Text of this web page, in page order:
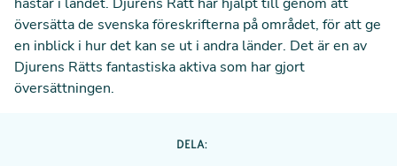
översätta de svenska föreskrifterna på området, för att ge
en inblick i hur det kan se ut i andra länder. Det är en av
Djurens Rätts fantastiska aktiva som har gjort
översättningen.
DELA: